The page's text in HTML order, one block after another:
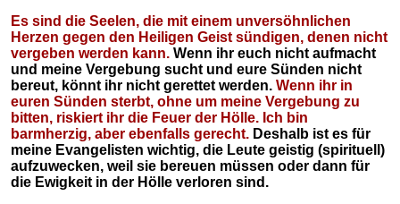
Es sind die Seelen, die mit einem unversöhnlichen
Herzen gegen den Heiligen Geist sündigen, denen nicht
vergeben werden kann. Wenn ihr euch nicht aufmacht
und meine Vergebung sucht und eure Sünden nicht
bereut, könnt ihr nicht gerettet werden. Wenn ihr in
euren Sünden sterbt, ohne um meine Vergebung zu
bitten, riskiert ihr die Feuer der Hölle. Ich bin
barmherzig, aber ebenfalls gerecht. Deshalb ist es für
meine Evangelisten wichtig, die Leute geistig (spirituell)
aufzuwecken, weil sie bereuen müssen oder dann für
die Ewigkeit in der Hölle verloren sind.